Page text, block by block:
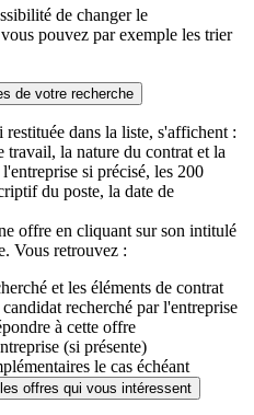
de changer le
pouvez par exemple les trier
de votre recherche
dans la liste, s'affichent :
la nature du contrat et la
si précisé, les 200
du poste, la date de
offre en cliquant sur son intitulé
Vous retrouvez :
et les éléments de contrat
recherché par l'entreprise
à cette offre
(si présente)
le cas échéant
offres qui vous intéressent